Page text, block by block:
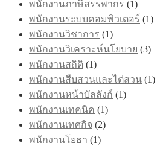
พนักงานภาษีสรรพากร (1)
พนักงานระบบคอมพิวเตอร์ (1)
พนักงานวิชาการ (1)
พนักงานวิเคราะห์นโยบาย (3)
พนักงานสถิติ (1)
พนักงานสืบสวนและไต่สวน (1)
พนักงานหน้าบัลลังก์ (1)
พนักงานเทคนิค (1)
พนักงานเทศกิจ (2)
พนักงานโยธา (1)